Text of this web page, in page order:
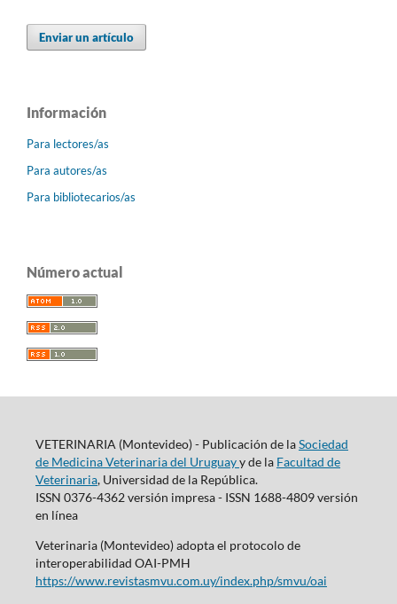
Enviar un artículo
Información
Para lectores/as
Para autores/as
Para bibliotecarios/as
Número actual
VETERINARIA (Montevideo) - Publicación de laSociedad
de Medicina Veterinaria del Uruguayy de la Facultad de
Veterinaria, Universidad de la República.
ISSN 0376-4362 versión impresa - ISSN 1688-4809 versión
en línea
Veterinaria (Montevideo) adopta el protocolo de
interoperabilidad OAI-PMH
https://www.revistasmvu.com.uy/index.php/smvu/oai